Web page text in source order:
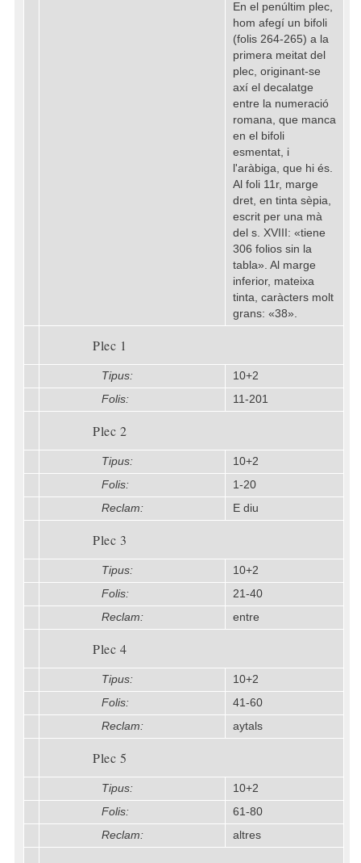
En el penúltim plec,
hom afegí un bifoli
(folis 264-265) a la
primera meitat del
plec, originant-se
axí el decalatge
entre la numeració
romana, que manca
en el bifoli
esmentat, i
l'aràbiga, que hi és.
Al foli 11r, marge
dret, en tinta sèpia,
escrit per una mà
del s. XVIII: «tiene
306 folios sin la
tabla». Al marge
inferior, mateixa
tinta, caràcters molt
grans: «38».
Plec 1
Tipus:
10+2
Folis:
11-201
Plec 2
Tipus:
10+2
Folis:
1-20
Reclam:
E diu
Plec 3
Tipus:
10+2
Folis:
21-40
Reclam:
entre
Plec 4
Tipus:
10+2
Folis:
41-60
Reclam:
aytals
Plec 5
Tipus:
10+2
Folis:
61-80
Reclam:
altres